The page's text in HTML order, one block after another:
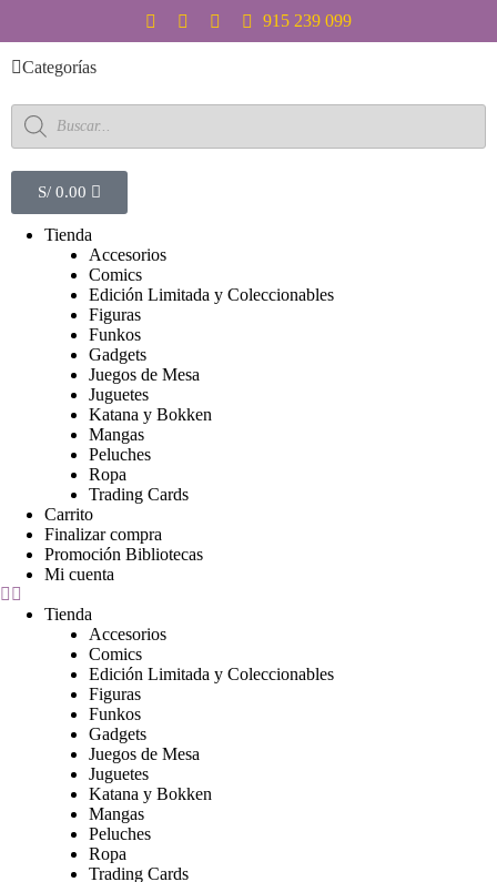
a
l
a
r
n
915 239 099
Categorías
S/ 0.00
Tienda
Accesorios
Comics
Edición Limitada y Coleccionables
Figuras
Funkos
Gadgets
Juegos de Mesa
Juguetes
Katana y Bokken
Mangas
Peluches
Ropa
Trading Cards
Carrito
Finalizar compra
Promoción Bibliotecas
Mi cuenta
Tienda
Accesorios
Comics
Edición Limitada y Coleccionables
Figuras
Funkos
Gadgets
Juegos de Mesa
Juguetes
Katana y Bokken
Mangas
Peluches
Ropa
Trading Cards